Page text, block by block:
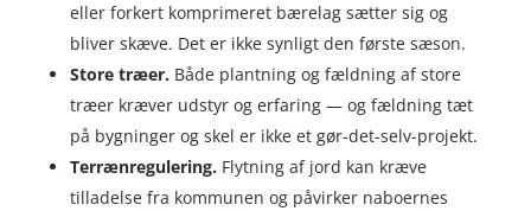
eller forkert komprimeret bærelag sætter sig og
bliver skæve. Det er ikke synligt den første sæson.
Store træer.Både plantning og fældning af store
træer kræver udstyr og erfaring — og fældning tæt
på bygninger og skel er ikke et gør-det-selv-projekt.
Terrænregulering.Flytning af jord kan kræve
tilladelse fra kommunen og påvirker naboernes